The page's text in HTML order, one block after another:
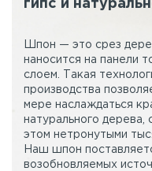
гипс и
Шпон — это срез
наносится на панели
слоем. Такая
производства
мере наслаждаться
натурального дерева,
этом нетронутыми
Наш шпон
возобновляемых